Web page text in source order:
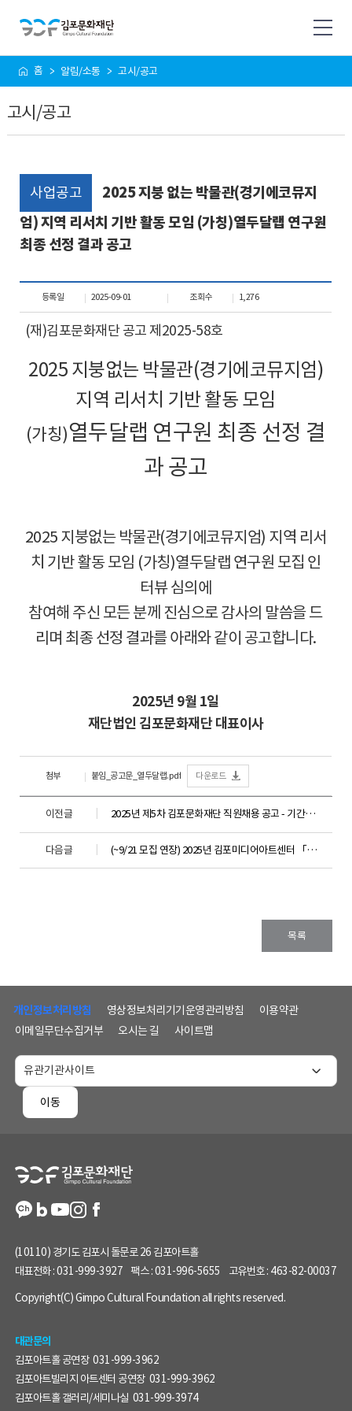
사
이
맵
홈 알림/소통 고시/공고
고시/공고
사업공고
2025 지붕 없는 박물관(경기에코뮤지
엄) 지역 리서치 기반 활동 모임 (가칭)열두달랩 연구원
최종 선정 결과 공고
등록일 2025-09-01 조회수 1,276
(재)김포문화재단 공고 제 2025-58호
2025지붕없는 박물관(경기에코뮤지엄)
지역 리서치 기반 활동 모임
(가칭)열두달랩 연구원 최종 선정 결
과 공고
2025지붕없는 박물관(경기에코뮤지엄) 지역 리서
치 기반 활동 모임 (가칭)열두달랩 연구원 모집 인
터뷰 심의에
참여해 주신 모든 분께 진심으로 감사의 말씀을 드
리며 최종 선정 결과를 아래와 같이 공고합니다.
2025년 9월 1일
재단법인 김포문화재단 대표이사
첨부 붙임_공고문_열두달랩.pdf 다운로드
이전글 2025년 제5차 김포문화재단 직원채용 공고 - 기간제 근로자 1명(육아휴직대체) -
다음글 (~9/21 모집 연장) 2025년 김포미디어아트센터 「기막(GMAC)힌 창작소」 미디어아트 교육생 모집 공고
목록
개인정보처리방침 영상정보처리기기운영관리방침
이용약관
이메일무단수집거부
오시는 길 사이트맵
이동
(10110) 경기도 김포시 돌문로 26 김포아트홀
대표전화 :031-999-3927 팩스 :031-996-5655 고유번호 : 463-82-00037
Copyright(C) Gimpo Cultural Foundation all rights reserved.
대관문의
김포아트홀 공연장 031-999-3962
김포아트빌리지 아트센터 공연장 031-999-3962
김포아트홀 갤러리/세미나실 031-999-3974